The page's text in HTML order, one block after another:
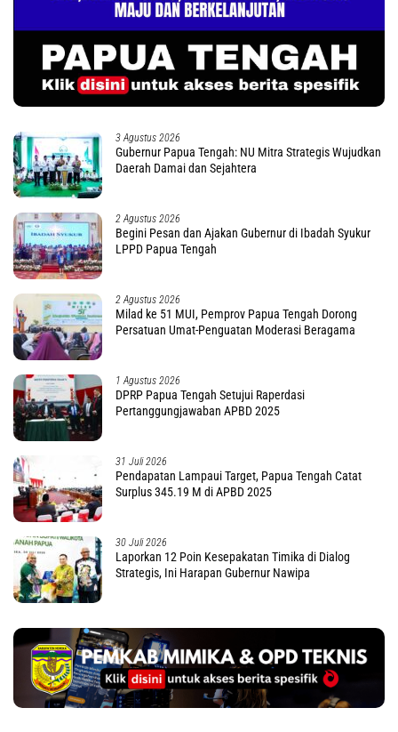
3 Agustus 2026
Gubernur Papua Tengah: NU Mitra Strategis Wujudkan
Daerah Damai dan Sejahtera
2 Agustus 2026
Begini Pesan dan Ajakan Gubernur di Ibadah Syukur
LPPD Papua Tengah
2 Agustus 2026
Milad ke 51 MUI, Pemprov Papua Tengah Dorong
Persatuan Umat-Penguatan Moderasi Beragama
1 Agustus 2026
DPRP Papua Tengah Setujui Raperdasi
Pertanggungjawaban APBD 2025
31 Juli 2026
Pendapatan Lampaui Target, Papua Tengah Catat
Surplus 345.19 M di APBD 2025
30 Juli 2026
Laporkan 12 Poin Kesepakatan Timika di Dialog
Strategis, Ini Harapan Gubernur Nawipa